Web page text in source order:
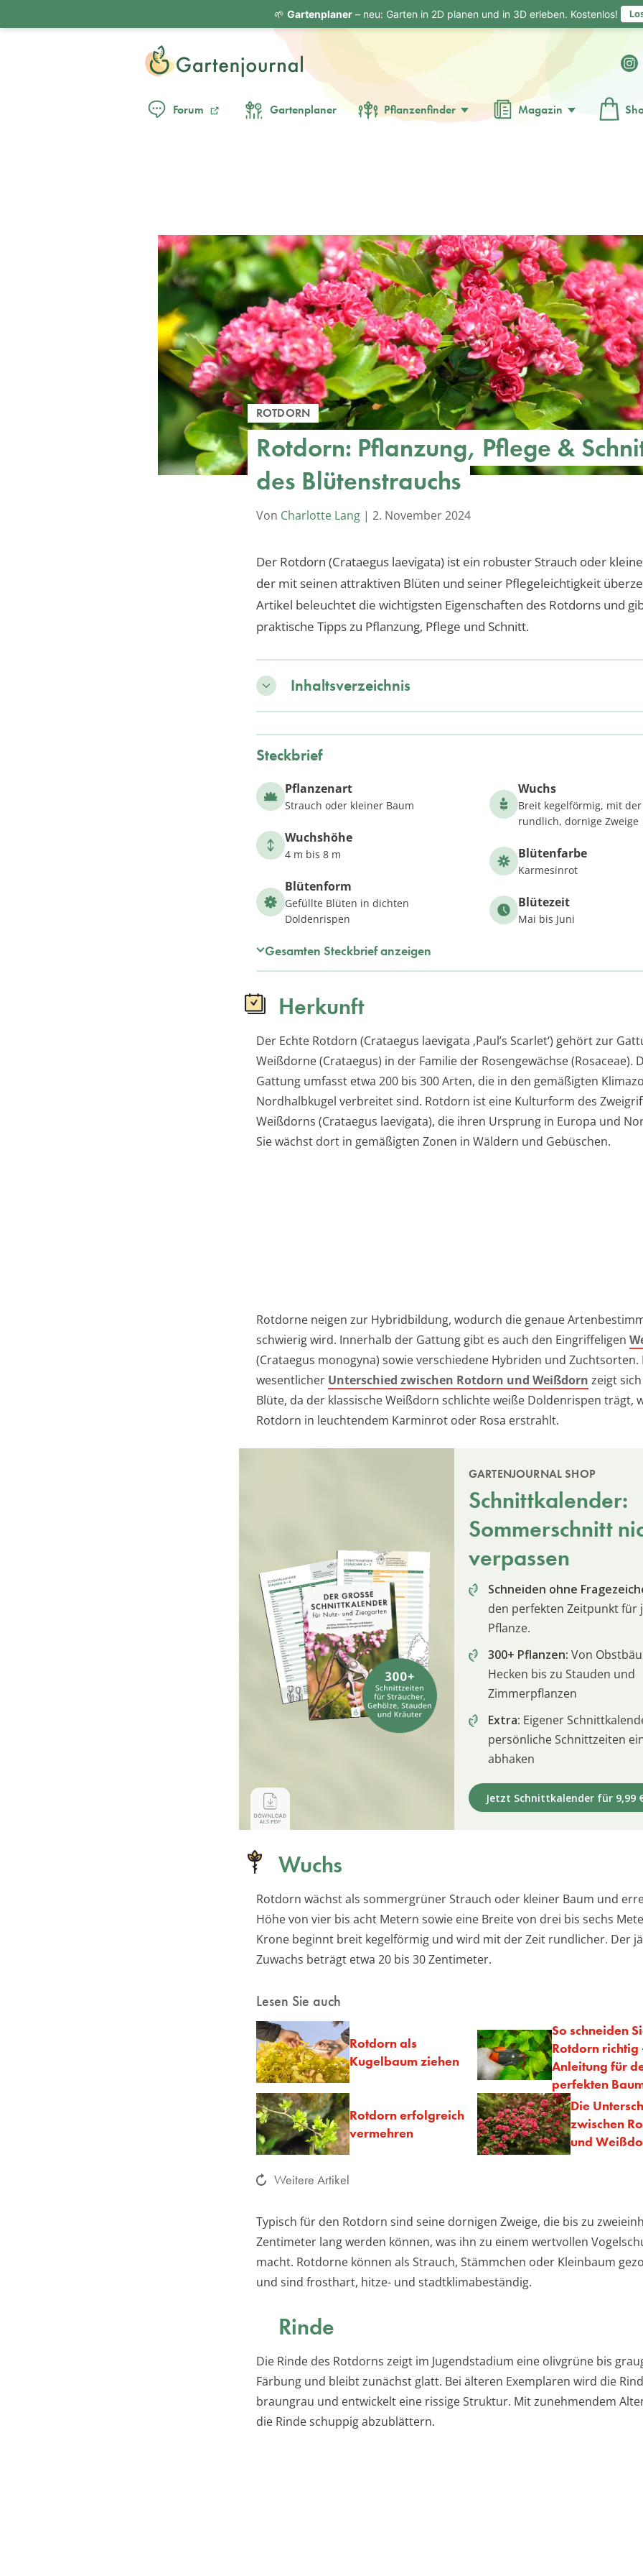
Forum Gartenplaner Pflanzenfinder Magazin
ROTDORN
Rotdorn: Pflanzung, Pflege &
des Blütenstrauchs
Von Charlotte Lang | 2. November 2024
Der Rotdorn (Crataegus laevigata) ist ein robuster Strauch oder
der mit seinen attraktiven Blüten und seiner Pflegeleichtigkeit
Artikel beleuchtet die wichtigsten Eigenschaften des Rotdorns und
praktische Tipps zu Pflanzung, Pflege und Schnitt.
Inhaltsverzeichnis
Steckbrief
Pflanzenart
Strauch oder kleiner Baum
Wuchs
Breit kegelförmig, mit
rundlich, dornige Zweige
Wuchshöhe
4 m bis 8 m Blütenfarbe
Karmesinrot
Blütenform
Gefüllte Blüten in dichten
Doldenrispen
Blütezeit
Mai bis Juni
Gesamten Steckbrief anzeigen
Herkunft
Der Echte Rotdorn (Crataegus laevigata ‚Paul’s Scarlet‘) gehört zur
Weißdorne (Crataegus) in der Familie der Rosengewächse (Rosaceae).
Gattung umfasst etwa 200 bis 300 Arten, die in den gemäßigten
Nordhalbkugel verbreitet sind. Rotdorn ist eine Kulturform des
Weißdorns (Crataegus laevigata), die ihren Ursprung in Europa und
Sie wächst dort in gemäßigten Zonen in Wäldern und Gebüschen.
Rotdorne neigen zur Hybridbildung, wodurch die genaue
schwierig wird. Innerhalb der Gattung gibt es auch den Eingriffeligen
(Crataegus monogyna) sowie verschiedene Hybriden und Zuchtsorten.
wesentlicher Unterschied zwischen Rotdorn und Weißdorn zeigt
Blüte, da der klassische Weißdorn schlichte weiße Doldenrispen trägt,
Rotdorn in leuchtendem Karminrot oder Rosa erstrahlt.
GARTENJOURNAL SHOP
Schnittkalender:
Sommerschnitt
verpassen
Schneiden ohne
den perfekten Zeitpunkt für
Pflanze.
300+ Pflanzen: Von
Hecken bis zu Stauden und
Zimmerpflanzen
Extra: Eigener
persönliche Schnittzeiten
abhaken
Jetzt Schnittkalender für 9,99
Wuchs
Rotdorn wächst als sommergrüner Strauch oder kleiner Baum und
Höhe von vier bis acht Metern sowie eine Breite von drei bis sechs
Krone beginnt breit kegelförmig und wird mit der Zeit rundlicher. Der
Zuwachs beträgt etwa 20 bis 30 Zentimeter.
Lesen Sie auch
Rotdorn als
Kugelbaum ziehen
So schneiden
Rotdorn richtig
Anleitung für
perfekten
Rotdorn erfolgreich
vermehren
Die
zwischen
und
Weitere Artikel
Typisch für den Rotdorn sind seine dornigen Zweige, die bis zu
Zentimeter lang werden können, was ihn zu einem wertvollen
macht. Rotdorne können als Strauch, Stämmchen oder Kleinbaum
und sind frosthart, hitze- und stadtklimabeständig.
Rinde
Die Rinde des Rotdorns zeigt im Jugendstadium eine olivgrüne bis
Färbung und bleibt zunächst glatt. Bei älteren Exemplaren wird die
braungrau und entwickelt eine rissige Struktur. Mit zunehmendem
die Rinde schuppig abzublättern.
🌱 Gartenplaner– neu: Garten in 2D planen und in 3D erleben. Kostenlos!